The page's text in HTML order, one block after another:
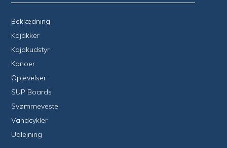
Beklædning
Kajakker
Kajakudstyr
Kanoer
Oplevelser
SUP Boards
Svømmeveste
Vandcykler
Udlejning